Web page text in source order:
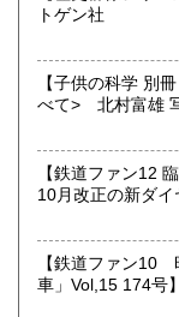
お気軽にご相談く
取り扱い分野
近代文献、趣味、
トゲン社
【子供の科学 別
べて> 北村富雄
【鉄道ファン12
10月改正の新ダイ
【鉄道ファン10
車」Vol,15 174号